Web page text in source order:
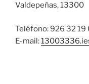
Valdepeñas, 13300
Teléfono: 926 32 19
E-mail: